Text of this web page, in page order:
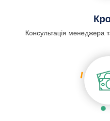
Консультація менеджера